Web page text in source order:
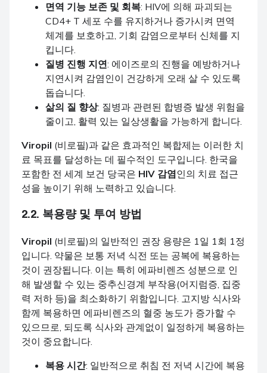
면역 기능 보존 및 회복: HIV에 의해 파괴되는
CD4+ T 세포 수를 유지하거나 증가시켜 면역
체계를 보호하고, 기회 감염으로부터 신체를 지
킵니다.
질병 진행 지연: 에이즈로의 진행을 예방하거나
지연시켜 감염인이 건강하게 오래 살 수 있도록
돕습니다.
삶의 질 향상: 질병과 관련된 합병증 발생 위험을
줄이고, 활력 있는 일상생활을 가능하게 합니다.
Viropil (비로필)과 같은 효과적인 복합제는 이러한 치
료 목표를 달성하는 데 필수적인 도구입니다. 한국을
포함한 전 세계 보건 당국은 HIV 감염인의 치료 접근
성을 높이기 위해 노력하고 있습니다.
2.2. 복용량 및 투여 방법
Viropil (비로필)의 일반적인 권장 용량은 1일 1회 1정
입니다. 약물은 보통 저녁 식전 또는 공복에 복용하는
것이 권장됩니다. 이는 특히 에파비렌즈 성분으로 인
해 발생할 수 있는 중추신경계 부작용(어지럼증, 집중
력 저하 등)을 최소화하기 위함입니다. 고지방 식사와
함께 복용하면 에파비렌즈의 혈중 농도가 증가할 수
있으므로, 되도록 식사와 관계없이 일정하게 복용하는
것이 중요합니다.
복용 시간: 일반적으로 취침 전 저녁 시간에 복용